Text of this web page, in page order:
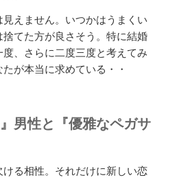
えません。いつかはうまくい
捨てた方が良さそう。特に結婚
、さらに二度三度と考えてみ
が本当に求めている・・
男性と『優雅なペガサ
る相性。それだけに新しい恋